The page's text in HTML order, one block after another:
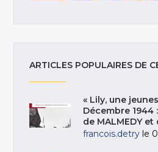
ARTICLES POPULAIRES DE
« Lily, une
Décembre 1944
de MALMEDY et
francois.detry le